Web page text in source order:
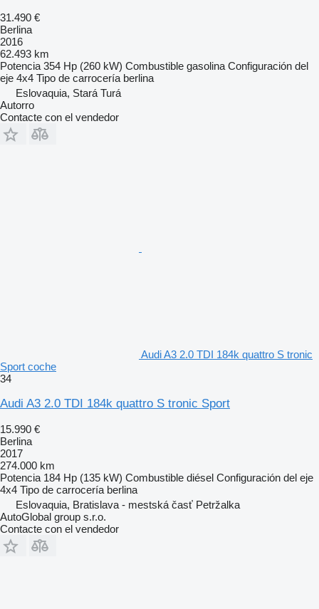
31.490 €
Berlina
2016
62.493 km
Potencia 354 Hp (260 kW) Combustible gasolina Configuración del
eje 4x4 Tipo de carrocería berlina
Eslovaquia, Stará Turá
Autorro
Contacte con el vendedor
Audi A3 2.0 TDI 184k quattro S tronic
Sport coche
34
Audi A3 2.0 TDI 184k quattro S tronic Sport
15.990 €
Berlina
2017
274.000 km
Potencia 184 Hp (135 kW) Combustible diésel Configuración del eje
4x4 Tipo de carrocería berlina
Eslovaquia, Bratislava - mestská časť Petržalka
AutoGlobal group s.r.o.
Contacte con el vendedor